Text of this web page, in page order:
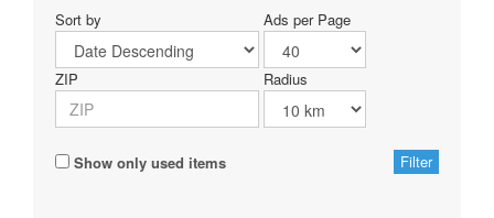
Sort by Ads per Page
ZIP Radius
Show only used items